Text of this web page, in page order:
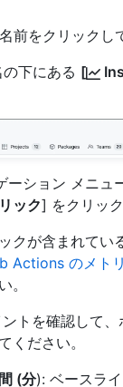
前をクリックし
下にある [
ーション メニュ
ック] をクリック
クが含まれてい
Actions のメト
。
トを確認して
ください。
(分): ベースラ